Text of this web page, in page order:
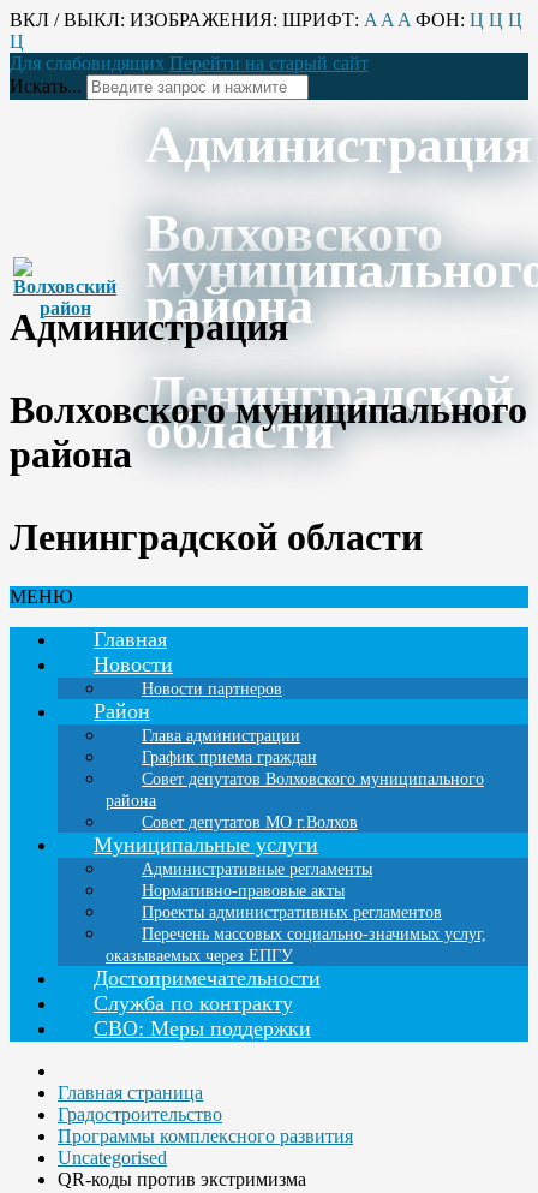
ВКЛ / ВЫКЛ: ИЗОБРАЖЕНИЯ: ШРИФТ: A A A ФОН: Ц Ц Ц
Ц
Для слабовидящих Перейти на старый сайт
Искать...
Администрация
Волховского
района
Ленинградской
области
Администрация
Волховского муниципального
района
Ленинградской области
МЕНЮ
Главная
Новости
Новости партнеров
Район
Глава администрации
График приема граждан
Совет депутатов Волховского муниципального
района
Совет депутатов МО г.Волхов
Муниципальные услуги
Административные регламенты
Нормативно-правовые акты
Проекты административных регламентов
Перечень массовых социально-значимых услуг,
оказываемых через ЕПГУ
Достопримечательности
Служба по контракту
СВО: Меры поддержки
Главная страница
Градостроительство
Программы комплексного развития
Uncategorised
QR-коды против экстримизма